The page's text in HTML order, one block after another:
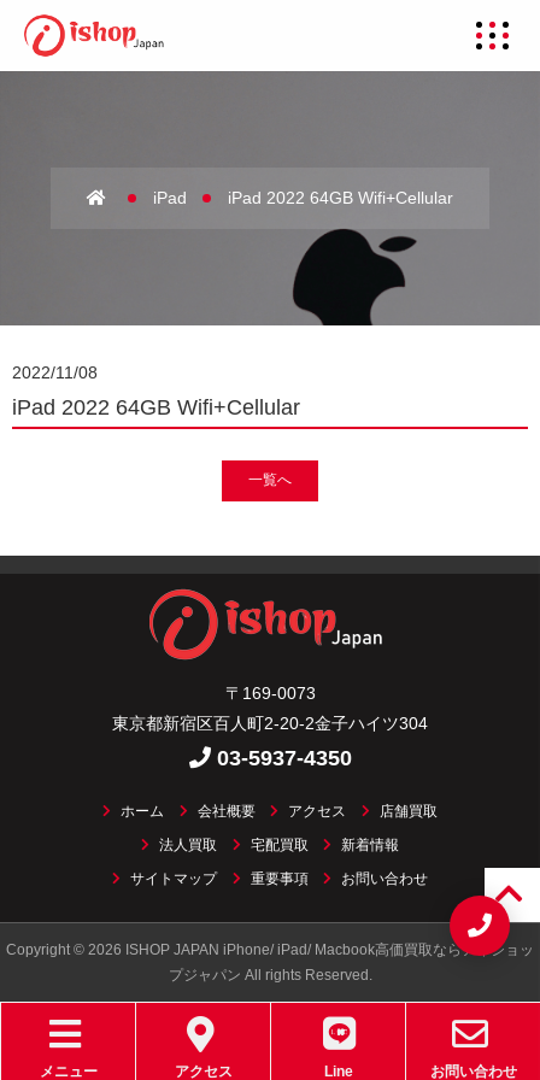
iPad iPad 2022 64GB Wifi+Cellular
2022/11/08
iPad 2022 64GB Wifi+Cellular
一覧へ
〒169-0073
東京都新宿区百人町2-20-2金子ハイツ304
03-5937-4350
ホーム 会社概要 アクセス 店舗買取
法人買取 宅配買取 新着情報
サイトマップ 重要事項 お問い合わせ
Copyright © 2026 ISHOP JAPAN iPhone/ iPad/ Macbook高価買取ならアイショッ
プジャパン All rights Reserved.
メニュー アクセス Line お問い合わせ